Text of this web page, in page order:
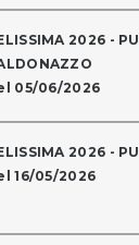
2026 -
05/06/2026
2026 -
16/05/2026